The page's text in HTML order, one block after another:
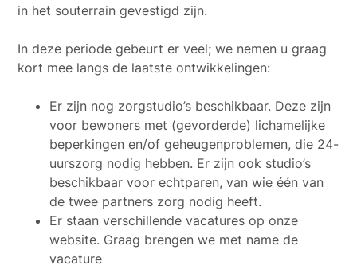
in het souterrain gevestigd zijn.
In deze periode gebeurt er veel; we nemen u graag
kort mee langs de laatste ontwikkelingen:
Er zijn nog zorgstudio’s beschikbaar. Deze zijn
voor bewoners met (gevorderde) lichamelijke
beperkingen en/of geheugenproblemen, die 24-
uurszorg nodig hebben. Er zijn ook studio’s
beschikbaar voor echtparen, van wie één van
de twee partners zorg nodig heeft.
Er staan verschillende vacatures op onze
website. Graag brengen we met name de
vacature